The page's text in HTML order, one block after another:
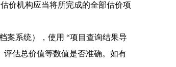
价机构应当将所完成的全部估价项
案系统），使用 “项目查询结果导
估总价值等数值是否准确。如有